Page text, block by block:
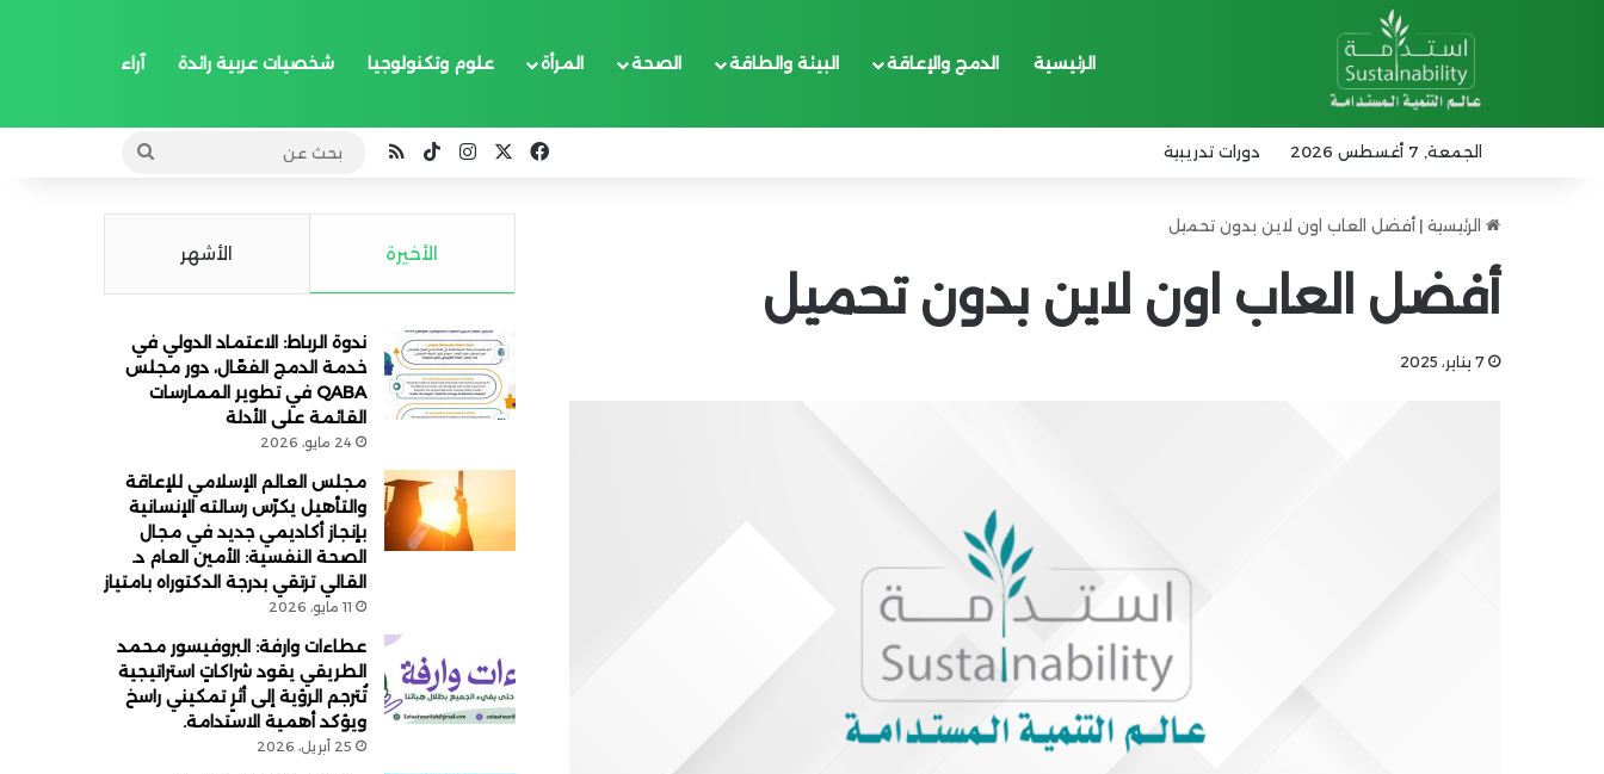
الرئيسية الدمج والإعاقة البيئة والطاقة الصحة المرأة علوم وتكنولوجيا شخصيات عربية رائدة آراء
الجمعة, 7 أغسطس 2026 دورات تدريبية فيسبوكانستقرام
‫TikTokملخص الموقع RSS
بحث
الرئيسية | أفضل العاب اون لاين بدون تحميل
أفضل العاب اون لاين بدون تحميل
7 يناير، 2025
الأخيرة الأشهر
ندوة الرباط: الاعتماد الدولي في
خدمة الدمج الفعّال، دور مجلس
QABA في تطوير الممارسات
القائمة على الأدلة
24 مايو، 2026
مجلس العالم الإسلامي للإعاقة
والتأهيل يكرّس رسالته الإنسانية
بإنجاز أكاديمي جديد في مجال
الصحة النفسية: الأمين العام د.
القالي ترتقي بدرجة الدكتوراه بامتياز
11 مايو، 2026
عطاءات وارفة: البروفيسور محمد
الطريقي يقود شراكاتٍ استراتيجية
تُترجم الرؤية إلى أثرٍ تمكيني راسخ
ويؤكد أهمية الاستدامة.
25 أبريل، 2026